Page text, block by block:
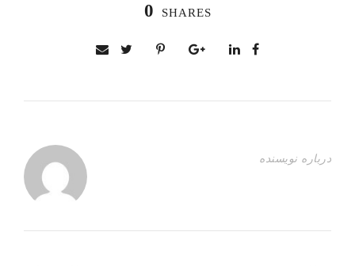
0 SHARES
درباره نویسنده